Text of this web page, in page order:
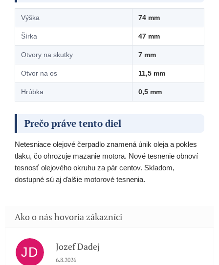
Výška 74 mm
Šírka 47 mm
Otvory na skutky 7 mm
Otvor na os 11,5 mm
Hrúbka 0,5 mm
Prečo práve tento diel
Netesniace olejové čerpadlo znamená únik oleja a pokles
tlaku, čo ohrozuje mazanie motora. Nové tesnenie obnoví
tesnosť olejového okruhu za pár centov. Skladom,
dostupné sú aj ďalšie motorové tesnenia.
JD Jozef Dadej
Hodnotenie obchodu je 5 z 5 hviezdičiek.
6.8.2026